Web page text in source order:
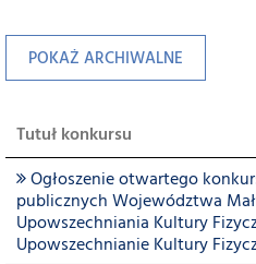
POKAŻ ARCHIWALNE
Tutuł konkursu
Ogłoszenie otwartego
publicznych Województwa
Upowszechniania Kultury
Upowszechnianie Kultury